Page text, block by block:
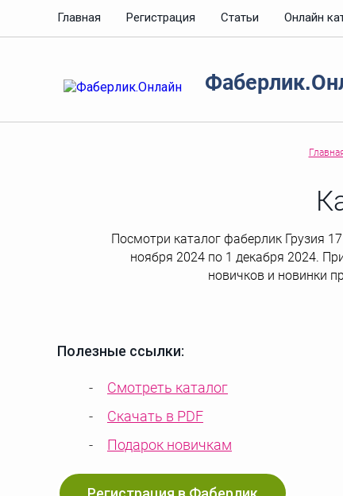
Главная Регистрация Статьи Онлайн
Посмотри каталог фаберлик Грузия
ноября 2024 по 1 декабря 2024.
новичков и новинки
Полезные ссылки:
Смотреть каталог
Скачать в PDF
Подарок новичкам